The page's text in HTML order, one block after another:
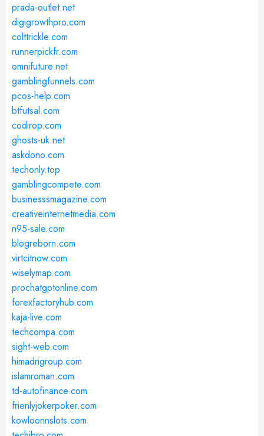
prada-outlet.net
digigrowthpro.com
colttrickle.com
runnerpickfr.com
omnifuture.net
gamblingfunnels.com
pcos-help.com
btfutsal.com
codirop.com
ghosts-uk.net
askdono.com
techonly.top
gamblingcompete.com
businesssmagazine.com
creativeinternetmedia.com
n95-sale.com
blogreborn.com
virtcitnow.com
wiselymap.com
prochatgptonline.com
forexfactoryhub.com
kaja-live.com
techcompa.com
sight-web.com
himadrigroup.com
islamroman.com
td-autofinance.com
frienlyjokerpoker.com
kowloonnslots.com